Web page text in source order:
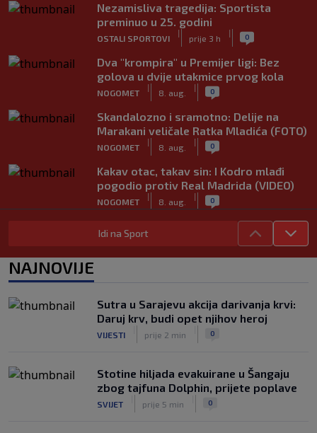
Nezamisliva tragedija: Sportista
preminuo u 25. godini
OSTALI SPORTOVI
|
prije 3 h
| 0
Dva "krompira" u Premijer ligi: Bez
golova u dvije utakmice prvog kola
NOGOMET
|
8. aug.
| 0
Skandalozno i sramotno: Delije na
Marakani veličale Ratka Mladića (FOTO)
NOGOMET
|
8. aug.
| 0
Kakav otac, takav sin: I Kodro mlađi
pogodio protiv Real Madrida (VIDEO)
NOGOMET
|
8. aug.
| 0
Sudija dosjetljivim komentarom
nasmijao publiku nakon žalbe tenisera
nasrnuo na gostujuće fudbalere
(VIDEO)
NOGOMET
|
8. aug. 0
Idi na Sport
NAJNOVIJE
Sutra u Sarajevu akcija darivanja krvi:
Daruj krv, budi opet njihov heroj
VIJESTI prije 2 min 0
Stotine hiljada evakuirane u Šangaju
zbog tajfuna Dolphin, prijete poplave
SVIJET prije 5 min 0